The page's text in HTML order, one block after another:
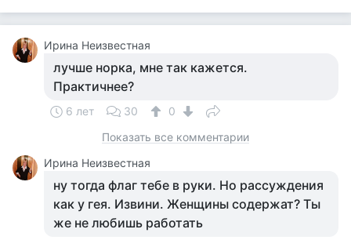
Ирина Неизвестная
лучше норка, мне так кажется.
Практичнее?
6 лет 30
0
Показать все комментарии
Ирина Неизвестная
ну тогда флаг тебе в руки. Но рассуждения
как у гея. Извини. Женщины содержат? Ты
же не любишь работать